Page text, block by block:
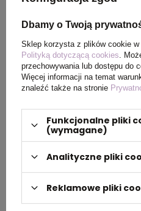
Rozmiar
PAKOWANIE
Wymiary
kartonu
zewnętrznego
60
OPIS
Dbamy o Twoją
Sklep korzysta z plików cookie w
Polityką dotyczącą cookies .
przechowywania lub dostępu do
Więcej informacji na temat
znaleźć także na stronie
Funkcjonalne pliki
(wymagane)
Analityczne pliki
Reklamowe pliki